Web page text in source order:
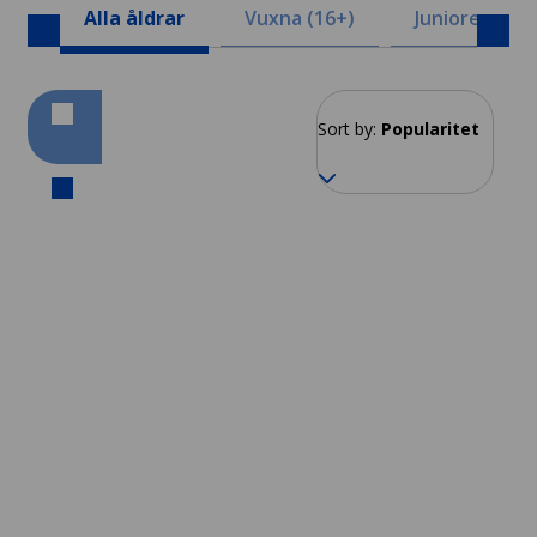
Alla åldrar Vuxna (16+) Juniorer (8-
Sort by: Popularitet